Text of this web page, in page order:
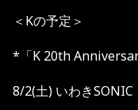
＜Kの予定＞
*「K 20th
8/2(土) いわきSONIC